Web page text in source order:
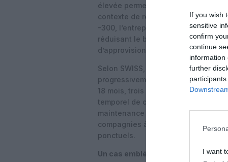
If you wish
sensitive
confirm
continue
information
further
I want
élevée permet de diluer les coûts
contexte de ressources moteurs
-300, l’entreprise cherche à
réduisant le besoin de moteurs
d’approvisionnement restent
Selon SWISS, les sept autres
progressivement retirés du service
18 mois, trois d’entre eux étant
temporel de ces immobilisations
maintenance chez Pratt & Whitney
compagnies à envisager des
ponctuels.
Un cas emblématique des défis